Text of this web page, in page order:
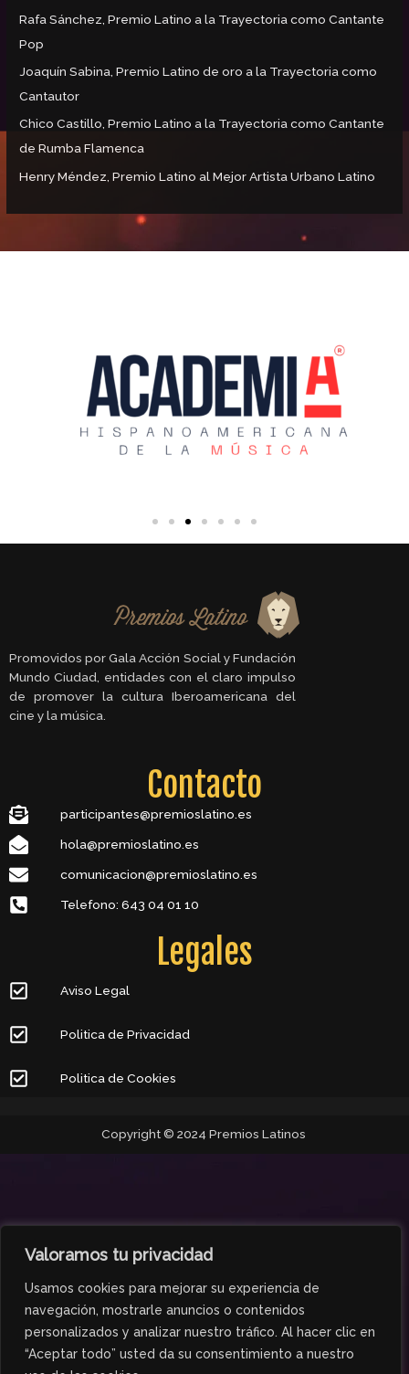
Valoramos tu privacidad
Usamos cookies para mejorar su experiencia de
navegación, mostrarle anuncios o contenidos
personalizados y analizar nuestro tráfico. Al hacer clic en
“Aceptar todo” usted da su consentimiento a nuestro
Rafa Sánchez, Premio Latino a la Trayectoria como Cantante
Pop
Joaquín Sabina, Premio Latino de oro a la Trayectoria como
Cantautor
Chico Castillo, Premio Latino a la Trayectoria como Cantante
de Rumba Flamenca
Henry Méndez, Premio Latino al Mejor Artista Urbano Latino
Promovidos por Gala Acción Social y Fundación
Mundo Ciudad, entidades con el claro impulso
de promover la cultura Iberoamericana del
cine y la música.
Contacto
participantes@premioslatino.es
hola@premioslatino.es
comunicacion@premioslatino.es
Telefono: 643 04 01 10
Legales
Aviso Legal
Politica de Privacidad
Politica de Cookies
Copyright © 2024 Premios Latinos